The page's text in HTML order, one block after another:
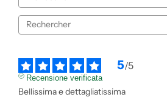
5/5
Recensione verificata
Bellissima e dettagliatissima